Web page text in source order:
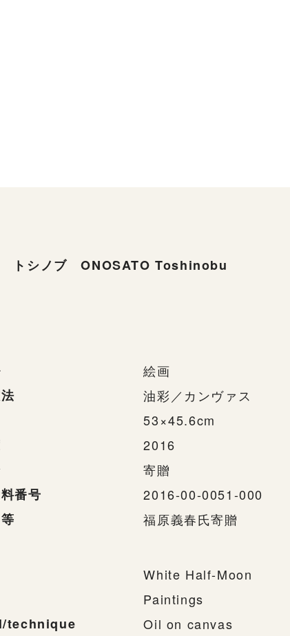
トシノブ ONOSATO Toshinobu
絵画
油彩／カンヴァス
53×45.6cm
2016
寄贈
番号
2016-00-0051-000
福原義春氏寄贈
White Half-Moon
Paintings
technique
Oil on canvas